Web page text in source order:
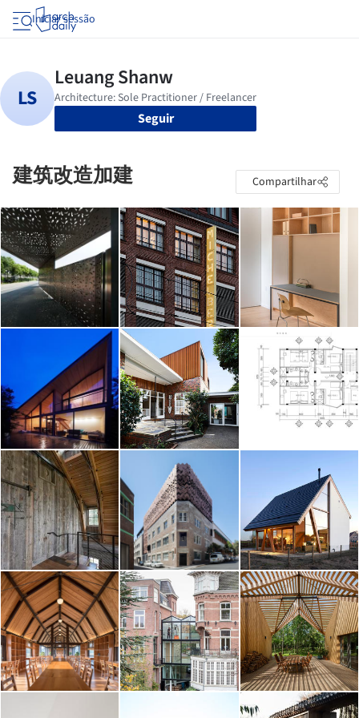
Iniciar sessão
Seguir
建筑改造加建 Compartilhar